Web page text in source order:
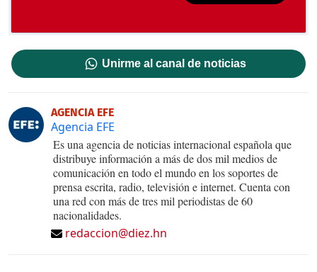
Unirme al canal de noticias
AGENCIA EFE
Agencia EFE
Es una agencia de noticias internacional española que
distribuye información a más de dos mil medios de
comunicación en todo el mundo en los soportes de
prensa escrita, radio, televisión e internet. Cuenta con
una red con más de tres mil periodistas de 60
nacionalidades.
redaccion@diez.hn